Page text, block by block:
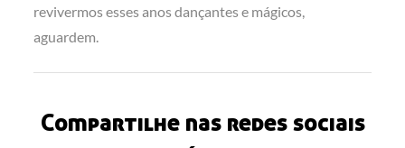
revivermos esses anos dançantes e mágicos,
aguardem.
Compartilhe nas redes sociais